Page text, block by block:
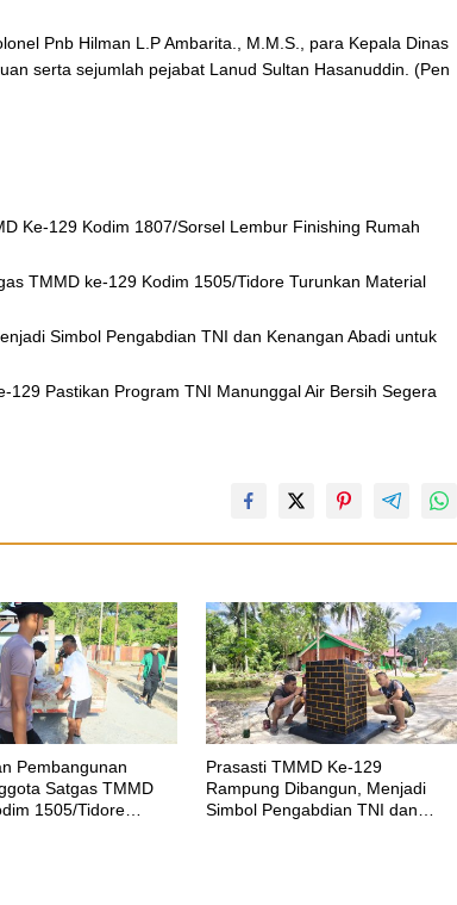
Pnb Hilman L.P Ambarita., M.M.S., para Kepala Dinas
serta sejumlah pejabat Lanud Sultan Hasanuddin. (Pen
Ke-129 Kodim 1807/Sorsel Lembur Finishing Rumah
TMMD ke-129 Kodim 1505/Tidore Turunkan Material
Simbol Pengabdian TNI dan Kenangan Abadi untuk
129 Pastikan Program TNI Manunggal Air Bersih Segera
Pembangunan
Satgas TMMD
1505/Tidore
Prasasti TMMD Ke-129
Rampung Dibangun, Menjadi
Simbol Pengabdian TNI dan